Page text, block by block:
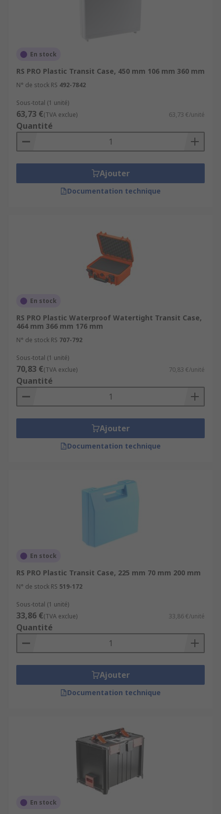
En stock
RS PRO Plastic Transit Case, 450 mm 106 mm 360 mm
N° de stock RS 492-7842
Sous-total (1 unité)
63,73 €(TVA exclue) 63,73 €/unité
Quantité
Ajouter
Documentation technique
En stock
RS PRO Plastic Waterproof Watertight Transit Case,
464 mm 366 mm 176 mm
N° de stock RS 707-792
Sous-total (1 unité)
70,83 €(TVA exclue) 70,83 €/unité
Quantité
Ajouter
Documentation technique
En stock
RS PRO Plastic Transit Case, 225 mm 70 mm 200 mm
N° de stock RS 519-172
Sous-total (1 unité)
33,86 €(TVA exclue) 33,86 €/unité
Quantité
Ajouter
Documentation technique
En stock